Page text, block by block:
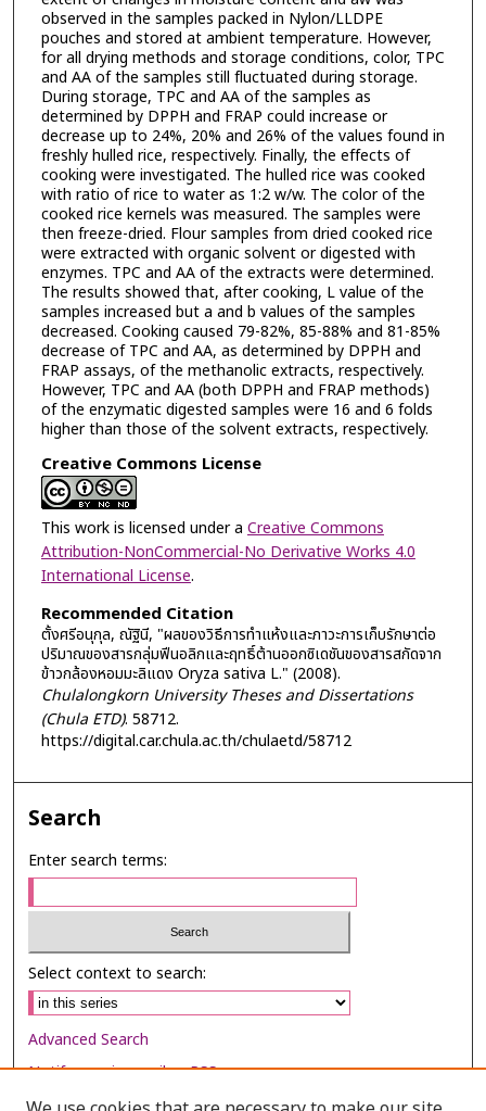
observed in the samples packed in Nylon/LLDPE
pouches and stored at ambient temperature. However,
for all drying methods and storage conditions, color, TPC
and AA of the samples still fluctuated during storage.
During storage, TPC and AA of the samples as
determined by DPPH and FRAP could increase or
decrease up to 24%, 20% and 26% of the values found in
freshly hulled rice, respectively. Finally, the effects of
cooking were investigated. The hulled rice was cooked
with ratio of rice to water as 1:2 w/w. The color of the
cooked rice kernels was measured. The samples were
then freeze-dried. Flour samples from dried cooked rice
were extracted with organic solvent or digested with
enzymes. TPC and AA of the extracts were determined.
The results showed that, after cooking, L value of the
samples increased but a and b values of the samples
decreased. Cooking caused 79-82%, 85-88% and 81-85%
decrease of TPC and AA, as determined by DPPH and
FRAP assays, of the methanolic extracts, respectively.
However, TPC and AA (both DPPH and FRAP methods)
of the enzymatic digested samples were 16 and 6 folds
higher than those of the solvent extracts, respectively.
Creative Commons License
This work is licensed under a Creative Commons
Attribution-NonCommercial-No Derivative Works 4.0
International License.
Recommended Citation
ตั้งศรีอนุกุล, ณัฐินี, "ผลของวิธีการทำแห้งและภาวะการเก็บรักษาต่อ
ปริมาณของสารกลุ่มฟีนอลิกและฤทธิ์ต้านออกซิเดชันของสารสกัดจาก
ข้าวกล้องหอมมะลิแดง Oryza sativa L." (2008).
Chulalongkorn University Theses and Dissertations
(Chula ETD). 58712.
https://digital.car.chula.ac.th/chulaetd/58712
Search
Enter search terms:
Select context to search:
Advanced Search
Notify me via email orRSS